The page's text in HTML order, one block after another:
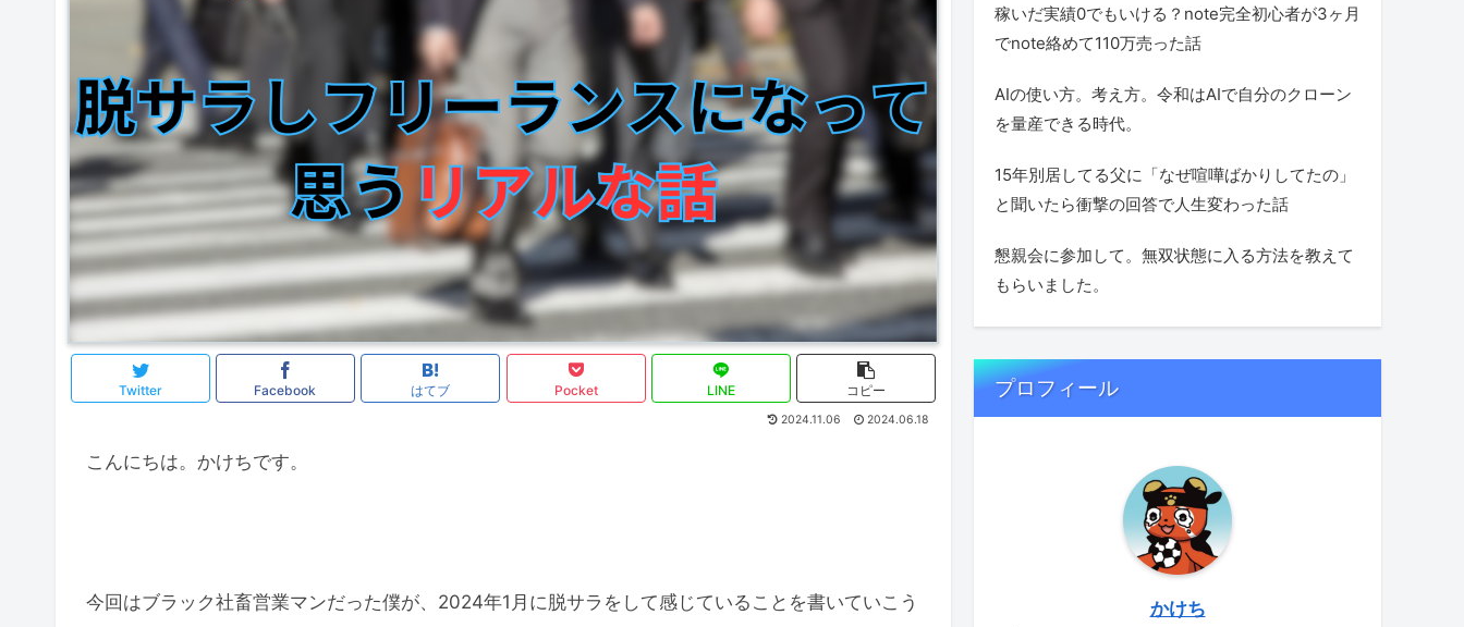
Twitter Facebook はてブ Pocket LINE コピー
2024.11.06 2024.06.18
こんにちは。かけちです。
今回はブラック社畜営業マンだった僕が、2024年1月に脱サラをして感じていることを書いていこう
稼いだ実績0でもいける？note完全初心者が3ヶ月
でnote絡めて110万売った話
AIの使い方。考え方。令和はAIで自分のクローン
を量産できる時代。
15年別居してる父に「なぜ喧嘩ばかりしてたの」
と聞いたら衝撃の回答で人生変わった話
懇親会に参加して。無双状態に入る方法を教えて
もらいました。
プロフィール
かけち